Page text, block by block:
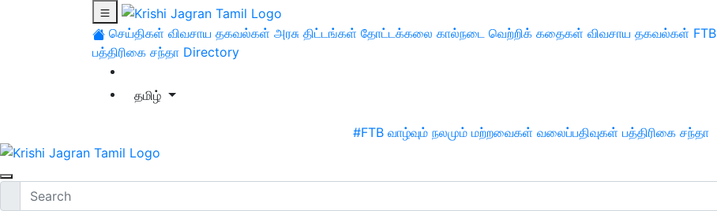
செய்திகள் விவசாய தகவல்கள் அரசு திட்டங்கள் தோட்டக்கலை கால்நடை வெற்றிக் கதைகள் விவசாய தகவல்கள் FTB
பத்திரிகை சந்தா Directory
தமிழ்
#FTB வாழ்வும் நலமும் மற்றவைகள் வலைப்பதிவுகள் பத்திரிகை சந்தா